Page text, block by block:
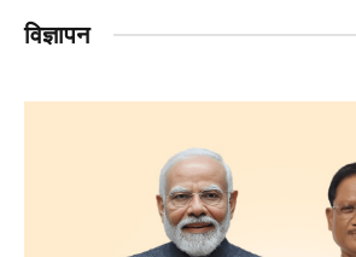
विज्ञापन